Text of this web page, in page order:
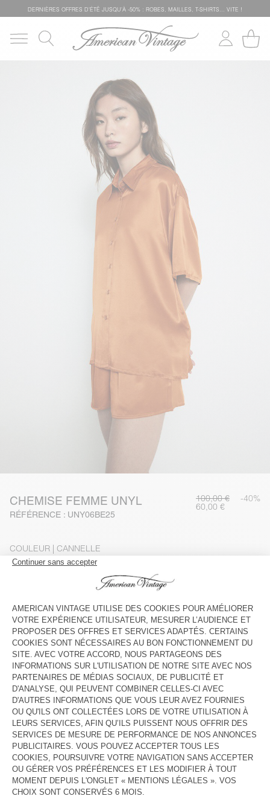
DERNIÈRES OFFRES D'ÉTÊ JUSQU'À -50% : ROBES, MAILLES, T-SHIRTS... VITE !
CHEMISE FEMME UNYL
RÉFÉRENCE : UNY06BE25
100,00 € -40%
60,00 €
COULEUR | CANNELLE
S M L
Le mannequin mesure 176 cm et porte une taille S
GUIDE DES TAILLES
Livraison estiméeentre le mercredi 12 août et le vendredi 14
août
AJOUTER AU PANIER
VOIR LA DISPONIBILITE EN MAGASIN
DESCRIPTION
TAILLE ET COUPE